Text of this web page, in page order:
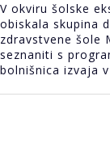
V okviru šolske
obiskala skupina
zdravstvene šole
seznaniti s
bolnišnica izvaja